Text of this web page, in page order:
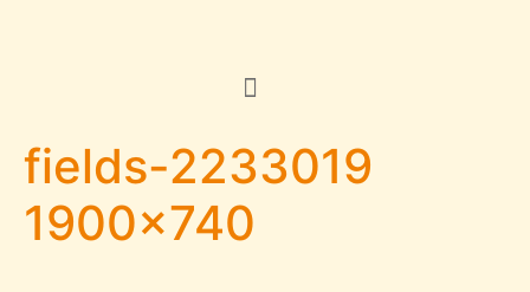
fields-2233019
1900×740